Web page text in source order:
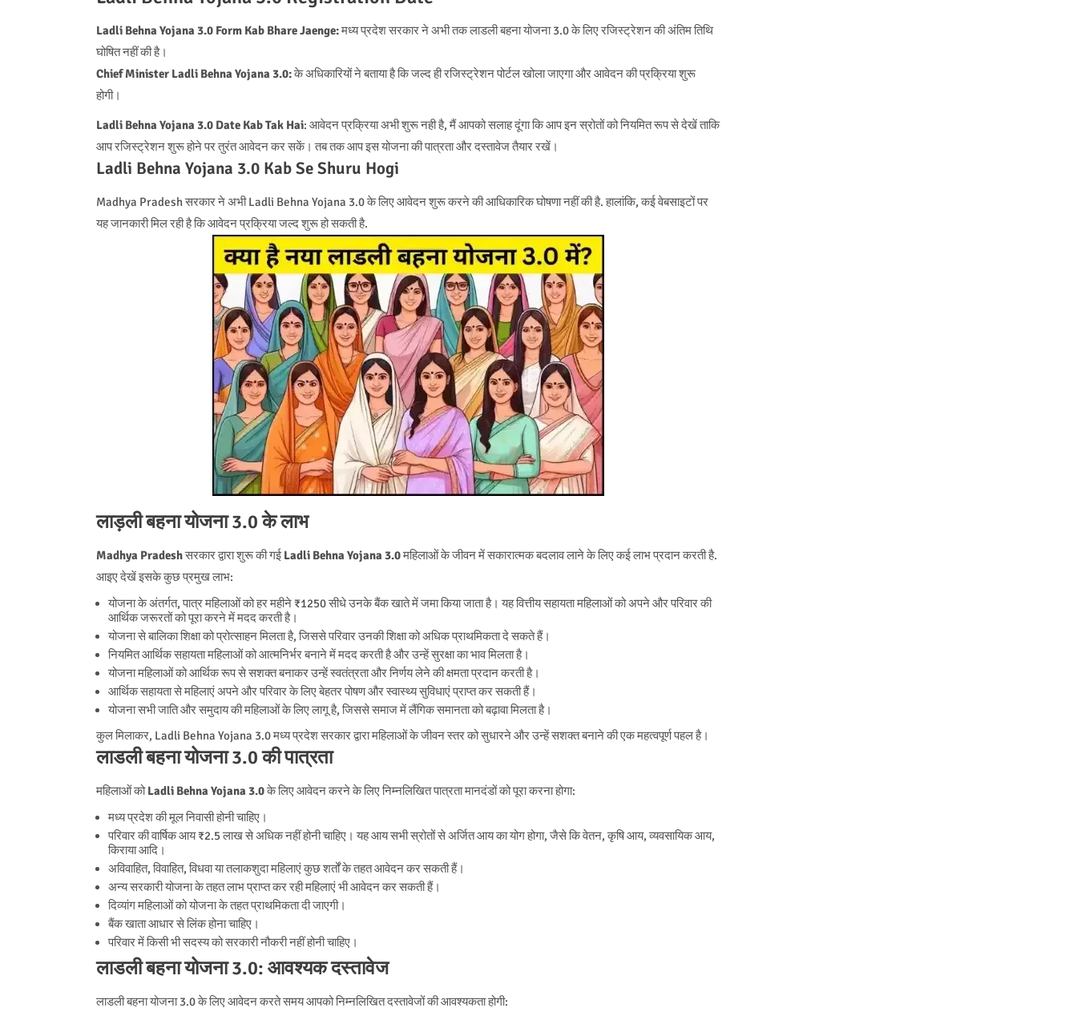
Ladli Behna Yojana 3.0 Form Kab Bhare Jaenge:मध्य प्रदेश सरकार ने अभी तक लाडली बहना योजना 3.0 के लिए रजिस्ट्रेशन की अंतिम तिथि
घोषित नहीं की है।
Chief Minister Ladli Behna Yojana 3.0:के अधिकारियों ने बताया है कि जल्द ही रजिस्ट्रेशन पोर्टल खोला जाएगा और आवेदन की प्रक्रिया शुरू
होगी।
Ladli Behna Yojana 3.0 Date Kab Tak Hai: आवेदन प्रक्रिया अभी शुरू नही है, मैं आपको सलाह दूंगा कि आप इन स्रोतों को नियमित रूप से देखें ताकि
आप रजिस्ट्रेशन शुरू होने पर तुरंत आवेदन कर सकें। तब तक आप इस योजना की पात्रता और दस्तावेज तैयार रखें।
Ladli Behna Yojana 3.0 Kab Se Shuru Hogi
Madhya Pradesh सरकार ने अभी Ladli Behna Yojana 3.0 के लिए आवेदन शुरू करने की आधिकारिक घोषणा नहीं की है. हालांकि, कई वेबसाइटों पर
यह जानकारी मिल रही है कि आवेदन प्रक्रिया जल्द शुरू हो सकती है.
लाड़ली बहना योजना 3.0 के लाभ
Madhya Pradeshसरकार द्वारा शुरू की गई Ladli Behna Yojana 3.0महिलाओं के जीवन में सकारात्मक बदलाव लाने के लिए कई लाभ प्रदान करती है.
आइए देखें इसके कुछ प्रमुख लाभ:
योजना के अंतर्गत, पात्र महिलाओं को हर महीने ₹1250 सीधे उनके बैंक खाते में जमा किया जाता है। यह वित्तीय सहायता महिलाओं को अपने और परिवार की
आर्थिक जरूरतों को पूरा करने में मदद करती है।
योजना से बालिका शिक्षा को प्रोत्साहन मिलता है, जिससे परिवार उनकी शिक्षा को अधिक प्राथमिकता दे सकते हैं।
नियमित आर्थिक सहायता महिलाओं को आत्मनिर्भर बनाने में मदद करती है और उन्हें सुरक्षा का भाव मिलता है।
योजना महिलाओं को आर्थिक रूप से सशक्त बनाकर उन्हें स्वतंत्रता और निर्णय लेने की क्षमता प्रदान करती है।
आर्थिक सहायता से महिलाएं अपने और परिवार के लिए बेहतर पोषण और स्वास्थ्य सुविधाएं प्राप्त कर सकती हैं।
योजना सभी जाति और समुदाय की महिलाओं के लिए लागू है, जिससे समाज में लैंगिक समानता को बढ़ावा मिलता है।
कुल मिलाकर, Ladli Behna Yojana 3.0 मध्य प्रदेश सरकार द्वारा महिलाओं के जीवन स्तर को सुधारने और उन्हें सशक्त बनाने की एक महत्वपूर्ण पहल है।
लाडली बहना योजना 3.0 की पात्रता
महिलाओं कोLadli Behna Yojana 3.0के लिए आवेदन करने के लिए निम्नलिखित पात्रता मानदंडों को पूरा करना होगा:
मध्य प्रदेश की मूल निवासी होनी चाहिए।
परिवार की वार्षिक आय ₹2.5 लाख से अधिक नहीं होनी चाहिए। यह आय सभी स्रोतों से अर्जित आय का योग होगा, जैसे कि वेतन, कृषि आय, व्यवसायिक आय,
किराया आदि।
अविवाहित, विवाहित, विधवा या तलाकशुदा महिलाएं कुछ शर्तों के तहत आवेदन कर सकती हैं।
अन्य सरकारी योजना के तहत लाभ प्राप्त कर रही महिलाएं भी आवेदन कर सकती हैं।
दिव्यांग महिलाओं को योजना के तहत प्राथमिकता दी जाएगी।
बैंक खाता आधार से लिंक होना चाहिए।
परिवार में किसी भी सदस्य को सरकारी नौकरी नहीं होनी चाहिए।
लाडली बहना योजना 3.0: आवश्यक दस्तावेज
लाडली बहना योजना 3.0 के लिए आवेदन करते समय आपको निम्नलिखित दस्तावेजों की आवश्यकता होगी: